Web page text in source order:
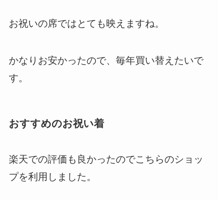
お祝いの席ではとても映えますね。
かなりお安かったので、毎年買い替えたいで
す。
おすすめのお祝い着
楽天での評価も良かったのでこちらのショッ
プを利用しました。